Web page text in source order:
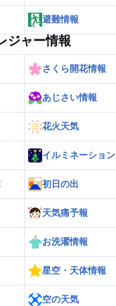
避難情報
ジャー情報
さくら開花情報
あじさい情報
花火天気
イルミネーション
初日の出
天気痛予報
お洗濯情報
星空・天体情報
空の天気